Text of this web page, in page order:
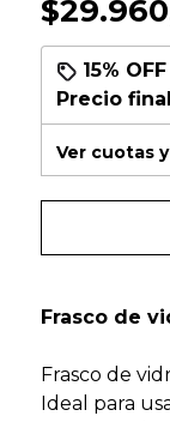
15% OFF
Precio
Ver cuotas
Frasco de
Frasco de
Ideal para